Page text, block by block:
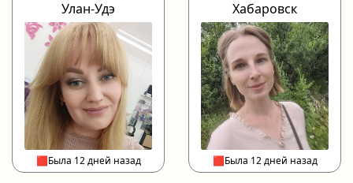
Улан-Удэ
🟥Была 12 дней назад
Хабаровск
🟥Была 12 дней назад